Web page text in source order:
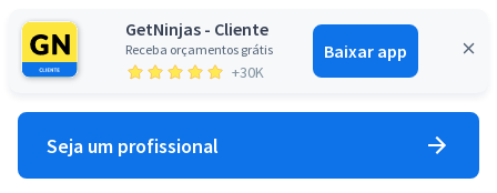
GetNinjas - Cliente
Receba orçamentos grátis
+30K
Baixar app
Entrar
Seja um profissional